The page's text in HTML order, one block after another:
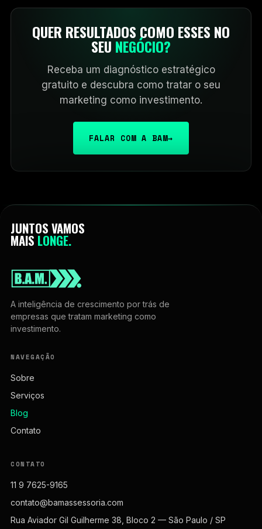
QUER RESULTADOS COMO ESSES NO
SEU NEGÓCIO?
Receba um diagnóstico estratégico
gratuito e descubra como tratar o seu
marketing como investimento.
FALAR COM A BAM→
JUNTOS VAMOS
MAIS LONGE.
A inteligência de crescimento por trás de
empresas que tratam marketing como
investimento.
NAVEGAÇÃO
Sobre
Serviços
Blog
Contato
CONTATO
11 9 7625-9165
contato@bamassessoria.com
Rua Aviador Gil Guilherme 38, Bloco 2 — São Paulo / SP